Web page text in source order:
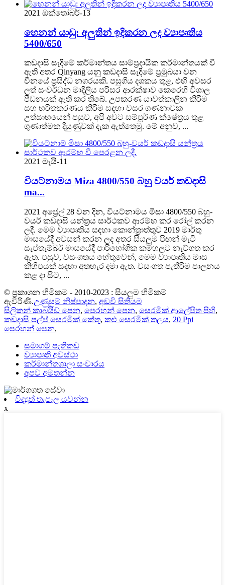
2021 ඔක්තෝබර්-13
හෙනන් යාඩු: අලුතින් ඉදිකරන ලද ව්‍යාපෘතිය
5400/650
කඩදාසි සෑදීමේ කර්මාන්තය සාම්ප්‍රදායික කර්මාන්තයක් වී
ඇති අතර Qinyang යනු කඩදාසි සෑදීමේ ප්‍රමුඛයා වන
චීනයේ ප්‍රසිද්ධ නගරයකි. පසුගිය දශකය තුළ, එහි අවසර
ලත් සංවර්ධන මාදිලිය පරිසර ආරක්ෂාව කෙරෙහි විශාල
පීඩනයක් ඇති කර තිබේ. උපකරණ යාවත්කාලීන කිරීම
සහ හරිතකරණය කිරීම සඳහා වසර ගණනාවක
උත්සාහයෙන් පසුව, අපි අවට සම්පූර්ණ ක්ෂේත්‍රය තුළ
ගුණාත්මක දියුණුවක් දැක ඇත්තෙමු. මේ අනුව, ...
2021 මැයි-11
වියට්නාමය Miza 4800/550 බහු වයර් කඩදාසි
ma...
2021 අප්‍රේල් 28 වන දින, වියට්නාමය මිසා 4800/550 බහු-
වයර් කඩදාසි යන්ත්‍රය සාර්ථකව ආරම්භ කර රෝල් කරන
ලදී. මෙම ව්‍යාපෘතිය සඳහා කොන්ත්‍රාත්තුව 2019 මාර්තු
මාසයේදී අවසන් කරන ලද අතර සියලුම පිඟන් මැටි
සැප්තැම්බර් මාසයේදී පාරිභෝගික කම්හලට නැව්ගත කර
ඇත. පසුව, වසංගතය හේතුවෙන්, මෙම ව්‍යාපෘතිය මාස
කිහිපයක් සඳහා අතහැර දමා ඇත. වසංගත පැතිරීම පාලනය
කළ දා සිට, ...
© ප්‍රකාශන හිමිකම - 2010-2023 : සියලුම හිමිකම්
ඇවිරිණි.උණුසුම් නිෂ්පාදන, අඩවි සිතියම
සිලිකන් කාබයිඩ් පෙන, පෙරහන් පෙන, සෙරමික් ආලේපිත පිහි,
කඩදාසි පල්ප් සෙරමික් කේතු, කළු සෙරමික් තලය, 20 Ppi
පෙරහන් පෙන,
සමාගම් පැතිකඩ
ව්‍යාපෘති අවස්ථා
කර්මාන්තශාලා සංචාරය
අපව අමතන්න
විද්‍යුත් තැපෑල යවන්න
x